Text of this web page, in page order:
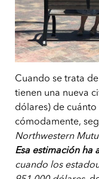
Cuando se trata
tienen una nueva
dólares) de
cómodamente,
Northwestern
Esa estimación ha
cuando los